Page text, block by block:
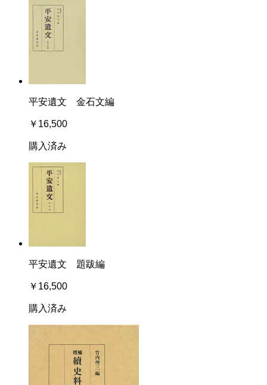
平安遺文 金石文編
￥16,500
購入済み
平安遺文 題跋編
￥16,500
購入済み